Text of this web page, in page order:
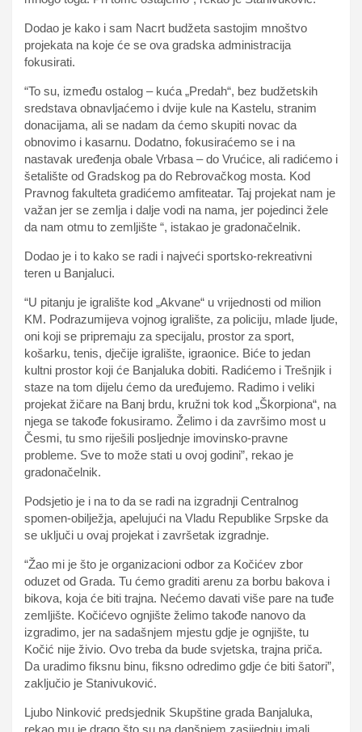
Dodao je kako i sam Nacrt budžeta sastojim mnoštvo
projekata na koje će se ova gradska administracija
fokusirati.
“To su, između ostalog – kuća „Predah“, bez budžetskih
sredstava obnavljaćemo i dvije kule na Kastelu, stranim
donacijama, ali se nadam da ćemo skupiti novac da
obnovimo i kasarnu. Dodatno, fokusiraćemo se i na
nastavak uređenja obale Vrbasa – do Vrućice, ali radićemo i
šetalište od Gradskog pa do Rebrovačkog mosta. Kod
Pravnog fakulteta gradićemo amfiteatar. Taj projekat nam je
važan jer se zemlja i dalje vodi na nama, jer pojedinci žele
da nam otmu to zemljište “, istakao je gradonačelnik.
Dodao je i to kako se radi i najveći sportsko-rekreativni
teren u Banjaluci.
“U pitanju je igralište kod „Akvane“ u vrijednosti od milion
KM. Podrazumijeva vojnog igralište, za policiju, mlade ljude,
oni koji se pripremaju za specijalu, prostor za sport,
košarku, tenis, dječije igralište, igraonice. Biće to jedan
kultni prostor koji će Banjaluka dobiti. Radićemo i Trešnjik i
staze na tom dijelu ćemo da uređujemo. Radimo i veliki
projekat žičare na Banj brdu, kružni tok kod „Škorpiona“, na
njega se takođe fokusiramo. Želimo i da završimo most u
Česmi, tu smo riješili posljednje imovinsko-pravne
probleme. Sve to može stati u ovoj godini”, rekao je
gradonačelnik.
Podsjetio je i na to da se radi na izgradnji Centralnog
spomen-obilježja, apelujući na Vladu Republike Srpske da
se uključi u ovaj projekat i završetak izgradnje.
“Žao mi je što je organizacioni odbor za Kočićev zbor
oduzet od Grada. Tu ćemo graditi arenu za borbu bakova i
bikova, koja će biti trajna. Nećemo davati više pare na tuđe
zemljište. Kočićevo ognjište želimo takođe nanovo da
izgradimo, jer na sadašnjem mjestu gdje je ognjište, tu
Kočić nije živio. Ovo treba da bude svjetska, trajna priča.
Da uradimo fiksnu binu, fiksno odredimo gdje će biti šatori”,
zaključio je Stanivuković.
Ljubo Ninković predsjednik Skupštine grada Banjaluka,